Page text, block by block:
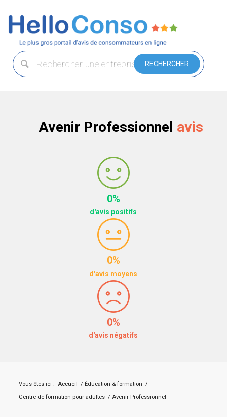
Avenir Professionnel avis
0%
d'avis positifs
0%
d'avis moyens
0%
d'avis négatifs
Vous êtes ici : Accueil / Éducation & formation /
Centre de formation pour adultes / Avenir Professionnel